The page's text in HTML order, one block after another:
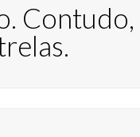
Contudo,